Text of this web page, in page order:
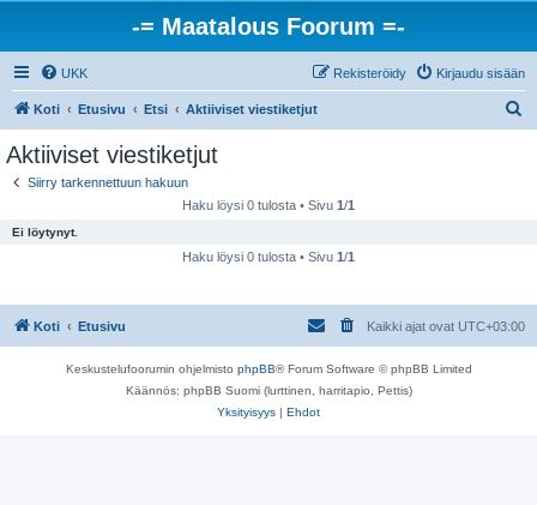
-= Maatalous Foorum =-
UKK Kirjaudu sisään
Rekisteröidy
Koti Etusivu Etsi Aktiiviset viestiketjut
Aktiiviset viestiketjut
Siirry tarkennettuun hakuun
Haku löysi 0 tulosta • Sivu 1/1
Ei löytynyt.
Haku löysi 0 tulosta • Sivu 1/1
Koti Etusivu Kaikki ajat ovat UTC+03:00
Keskustelufoorumin ohjelmisto phpBB® Forum Software © phpBB Limited
Käännös: phpBB Suomi (lurttinen, harritapio, Pettis)
Yksityisyys | Ehdot